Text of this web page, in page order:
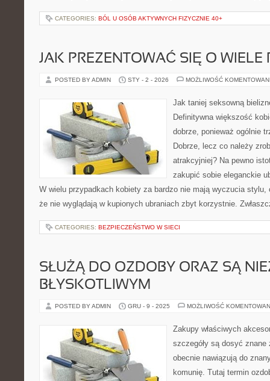
CATEGORIES: BÓL U OSÓB AKTYWNYCH FIZYCZNIE 40+
JAK PREZENTOWAĆ SIĘ O WIELE
POSTED BY ADMIN STY - 2 - 2026 MOŻLIWOŚĆ
Jak taniej seksowną
Definitywna większość
dobrze, ponieważ ogólnie
Dobrze, lecz co należy
atrakcyjniej? Na pewno
zakupić sobie eleganckie
W wielu przypadkach kobiety za bardzo nie mają wyczucia stylu,
że nie wyglądają w kupionych ubraniach zbyt korzystnie.
CATEGORIES: BEZPIECZEŃSTWO W SIECI
SŁUŻĄ DO OZDOBY ORAZ SĄ
BŁYSKOTLIWYM
POSTED BY ADMIN GRU - 9 - 2025 MOŻLIWOŚĆ
Zakupy właściwych
szczegóły są dosyć
obecnie nawiązują do
komunię. Tutaj termin